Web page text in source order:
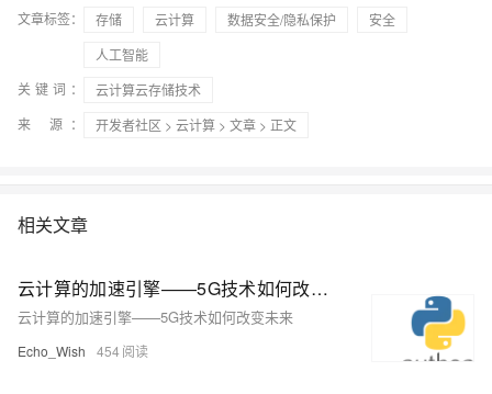
文章标签： 存储 云计算 数据安全/隐私保护
安全
人工智能
关键词：
云计算云存储技术
来 源：
开发者社区 > 云计算 > 文章 > 正文
相关文章
云计算的加速引擎——5G技术如何改变未来
云计算的加速引擎——5G技术如何改变未来
Echo_Wish 454